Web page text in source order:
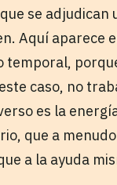
se adjudican
Aquí aparece
caso, no
es la
que a
a la ayuda